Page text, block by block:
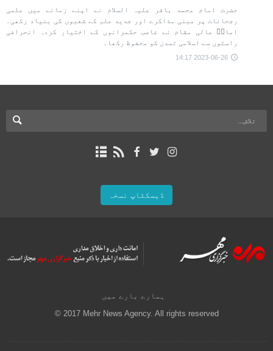
حضرت امام محمد باقر علیہ السلام نے اپنے زمانے میں علمی
رجحانات پر مبنی مذاکرے اور جدید علم کے شعبوں کی بنیاد رکھی۔
امامؑ عالی مقام نے غاصب حکمرانوں کے اختیار کردہ انحرافی
راستوں سے اسلامی تمدن کو محفوظ رکھا۔
2023-06-26 14:17
ڈیسکٹاپ نسخہ
ہمارے بارے میں
© 2017 Mehr News Agency. All rights reserved